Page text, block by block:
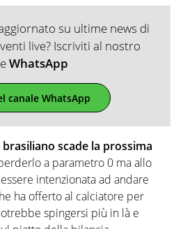
su ultime news di
live? Iscriviti al nostro
WhatsApp
canale WhatsApp
scade la prossima
a parametro 0 ma allo
intenzionata ad andare
ha offerto al calciatore per
spingersi più in là e